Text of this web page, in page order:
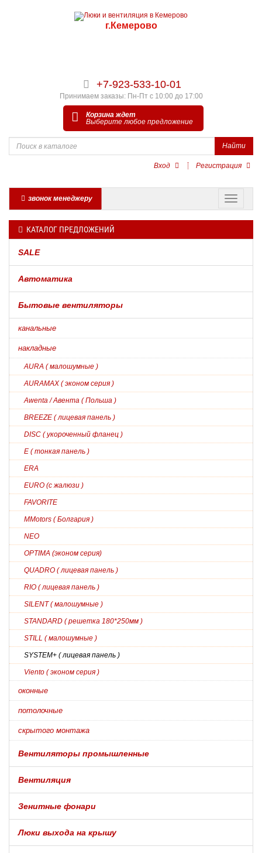
г.Кемерово
+7-923-533-10-01
Принимаем заказы: Пн-Пт с 10:00 до 17:00
Корзина ждет
Выберите любое предложение
Найти
Вход Регистрация
звонок менеджеру
КАТАЛОГ ПРЕДЛОЖЕНИЙ
SALE
Автоматика
Бытовые вентиляторы
канальные
накладные
AURA ( малошумные )
AURAMAX ( эконом серия )
Awenta / Авента ( Польша )
BREEZE ( лицевая панель )
DISC ( укороченный фланец )
E ( тонкая панель )
ERA
EURO (с жалюзи )
FAVORITE
MMotors ( Болгария )
NEO
OPTIMA (эконом серия)
QUADRO ( лицевая панель )
RIO ( лицевая панель )
SILENT ( малошумные )
STANDARD ( решетка 180*250мм )
STILL ( малошумные )
SYSTEM+ ( лицевая панель )
Viento ( эконом серия )
оконные
потолочные
скрытого монтажа
Вентиляторы промышленные
Вентиляция
Зенитные фонари
Люки выхода на крышу